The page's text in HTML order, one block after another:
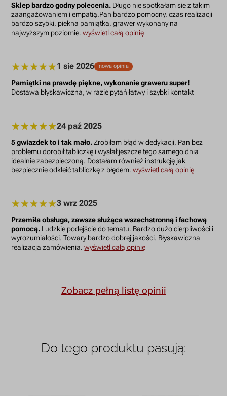
Sklep bardzo godny polecenia. Długo nie spotkałam sie z takim
zaangażowaniem i empatią.Pan bardzo pomocny, czas realizacji
bardzo szybki, piekna pamiątka, grawer wykonany na
najwyższym poziomie.wyświetl całą opinię
1 sie 2026 nowa opinia
Pamiątki na prawdę piękne, wykonanie graweru super!
Dostawa błyskawiczna, w razie pytań łatwy i szybki kontakt
24 paź 2025
5 gwiazdek to i tak mało.Zrobiłam błąd w dedykacji, Pan bez
problemu dorobił tabliczkę i wysłał jeszcze tego samego dnia
idealnie zabezpieczoną. Dostałam również instrukcję jak
bezpiecznie odkleić tabliczkę z błędem.wyświetl całą opinię
3 wrz 2025
Przemiła obsługa, zawsze służąca wszechstronną i fachową
pomocą. Ludzkie podejście do tematu. Bardzo dużo cierpliwości i
wyrozumiałości. Towary bardzo dobrej jakości. Błyskawiczna
realizacja zamówienia.wyświetl całą opinię
Zobacz pełną listę opinii
Do tego produktu pasują: